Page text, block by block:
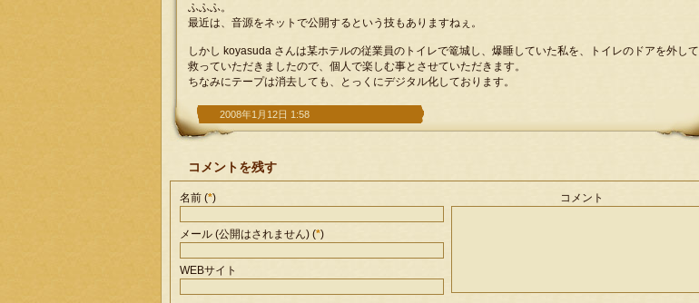
ふふふ。
最近は、音源をネットで公開するという技もありますねぇ。
しかし koyasuda さんは某ホテルの従業員のトイレで篭城し、爆睡していた私を、トイレのドアを外して
救っていただきましたので、個人で楽しむ事とさせていただきます。
ちなみにテープは消去しても、とっくにデジタル化しております。
2008年1月12日 1:58
コメントを残す
名前 (*)
メール (公開はされません) (*)
WEBサイト
コメント